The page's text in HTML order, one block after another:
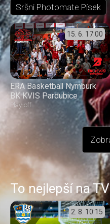
Sršni Photomate Písek
15. 6. 17:00
ERA Basketball Nymburk
BK KVIS Pardubice
Play-off
To nejlepší na
2. 8. 10:15